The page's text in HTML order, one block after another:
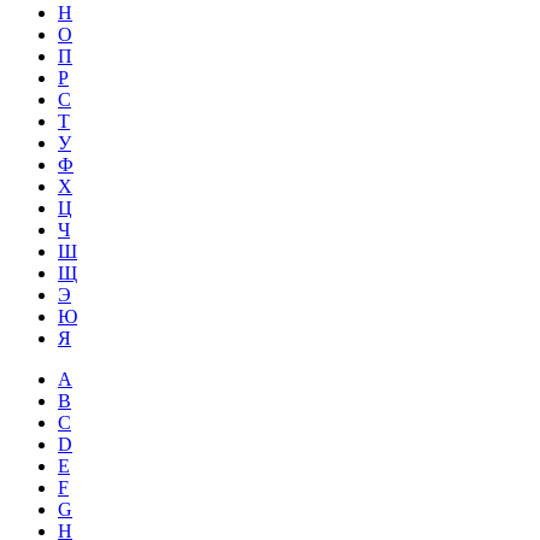
Н
О
П
Р
С
Т
У
Ф
Х
Ц
Ч
Ш
Щ
Э
Ю
Я
A
B
C
D
E
F
G
H